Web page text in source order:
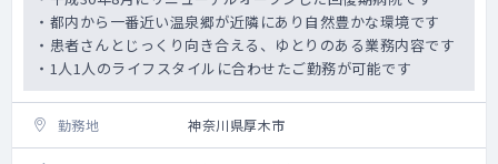
・都内から一番近い温泉郷が近隣にあり自然豊かな環境です
・患者さんとじっくり向き合える、ゆとりのある業務内容です
・1人1人のライフスタイルに合わせたご勤務が可能です
勤務地 神奈川県厚木市